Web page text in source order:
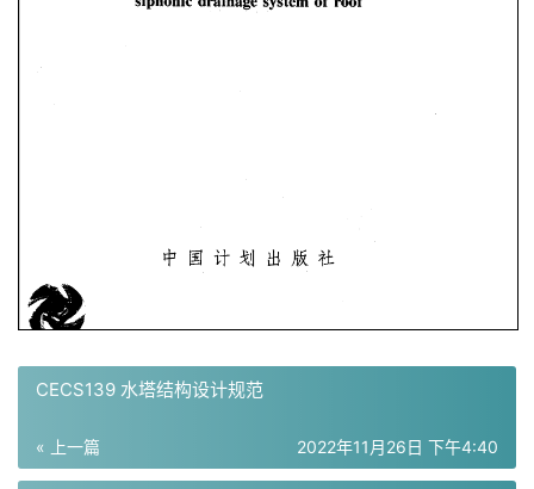
CECS139 水塔结构设计规范
« 上一篇 2022年11月26日 下午4:40